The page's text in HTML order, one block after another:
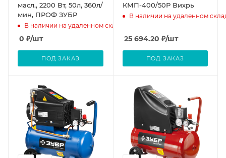
масл., 2200 Вт, 50л, 360л/
мин, ПРОФ ЗУБР
В наличии на удаленном складе
0 ₽/шт
ПОД ЗАКАЗ
КМП-400/50Р Вихрь
В наличии на удаленном
25 694.20 ₽/шт
ПОД ЗАКАЗ